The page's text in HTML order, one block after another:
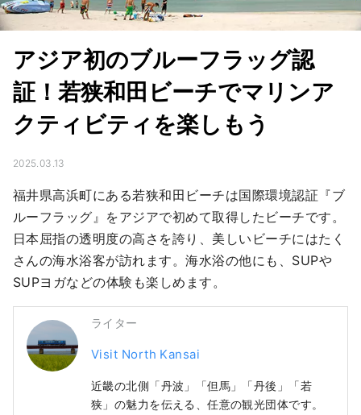
アジア初のブルーフラッグ認
証！若狭和田ビーチでマリンア
クティビティを楽しもう
2025.03.13
福井県高浜町にある若狭和田ビーチは国際環境認証『ブ
ルーフラッグ』をアジアで初めて取得したビーチです。
日本屈指の透明度の高さを誇り、美しいビーチにはたく
さんの海水浴客が訪れます。海水浴の他にも、SUPや
SUPヨガなどの体験も楽しめます。
ライター
Visit North Kansai
近畿の北側「丹波」「但馬」「丹後」「若
狭」の魅力を伝える、任意の観光団体です。